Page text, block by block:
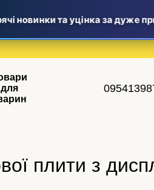
та уцінка за дуже
для
плити з